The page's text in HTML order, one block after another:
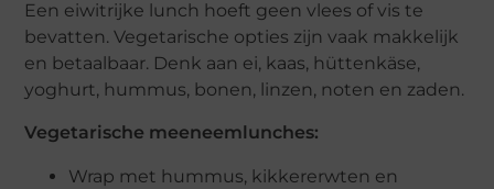
Een eiwitrijke lunch hoeft geen vlees of vis te
bevatten. Vegetarische opties zijn vaak makkelijk
en betaalbaar. Denk aan ei, kaas, hüttenkäse,
yoghurt, hummus, bonen, linzen, noten en zaden.
Vegetarische meeneemlunches:
Wrap met hummus, kikkererwten en